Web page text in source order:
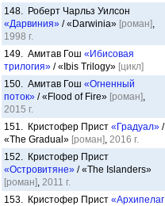
148. Роберт Чарльз Уилсон
«Дарвиния» / «Darwinia» [роман],
1998 г.
149. Амитав Гош «Ибисовая
трилогия» / «Ibis Trilogy» [цикл]
150. Амитав Гош «Огненный
поток» / «Flood of Fire» [роман],
2015 г.
151. Кристофер Прист «Градуал» /
«The Gradual» [роман], 2016 г.
152. Кристофер Прист
«Островитяне» / «The Islanders»
[роман], 2011 г.
153. Кристофер Прист «Архипелаг